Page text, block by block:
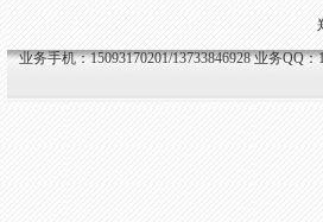
业务手机：15093170201/13733846928 业务QQ